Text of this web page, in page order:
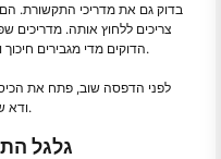
בדוק גם את מדריכי התקשורת.
צריכים ללחוץ אותה. מדריכים
הדוקים מדי מגבירים חיכוך ועשויים לגרום לגלגלגל למשוך באופן לא שווה.
לפני הדפסה שוב, פתח את
ודא שהתוויות נעות בצורה חלקה דרך נתיב ההזנה.
2. גלגל